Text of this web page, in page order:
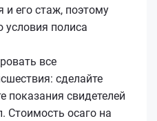
и его стаж, поэтому
условия полиса
все
сделайте
показания свидетелей
Стоимость осаго на